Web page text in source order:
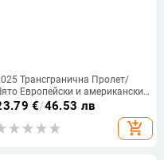
Трансгранична Пролет/
Европейски и американски
дамско облекло
Едноцветна дантелена тениска с
ръкав и кръгло деколте
€/46.53 лв
add_shopping_cart